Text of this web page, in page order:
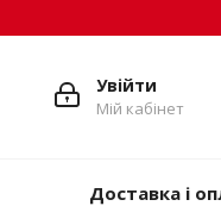
Увійти
Мій кабінет
Доставка і